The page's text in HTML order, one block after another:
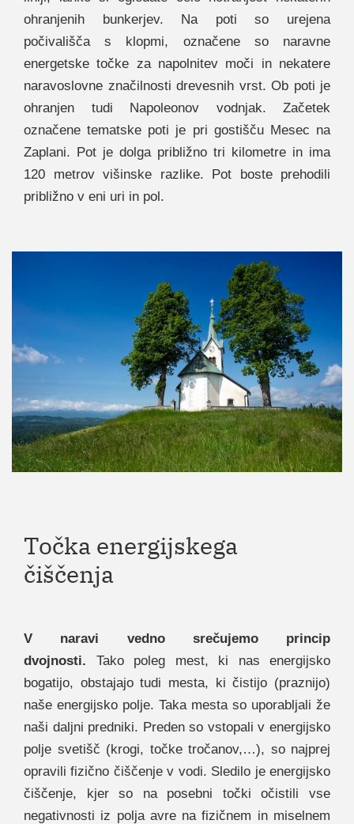
ohranjenih bunkerjev. Na poti so urejena
počivališča s klopmi, označene so naravne
energetske točke za napolnitev moči in nekatere
naravoslovne značilnosti drevesnih vrst. Ob poti je
ohranjen tudi Napoleonov vodnjak. Začetek
označene tematske poti je pri gostišču Mesec na
Zaplani. Pot je dolga približno tri kilometre in ima
120 metrov višinske razlike. Pot boste prehodili
približno v eni uri in pol.
Točka energijskega
čiščenja
V naravi vedno srečujemo princip
dvojnosti. Tako poleg mest, ki nas energijsko
bogatijo, obstajajo tudi mesta, ki čistijo (praznijo)
naše energijsko polje. Taka mesta so uporabljali že
naši daljni predniki. Preden so vstopali v energijsko
polje svetišč (krogi, točke tročanov,…), so najprej
opravili fizično čiščenje v vodi. Sledilo je energijsko
čiščenje, kjer so na posebni točki očistili vse
negativnosti iz polja avre na fizičnem in miselnem